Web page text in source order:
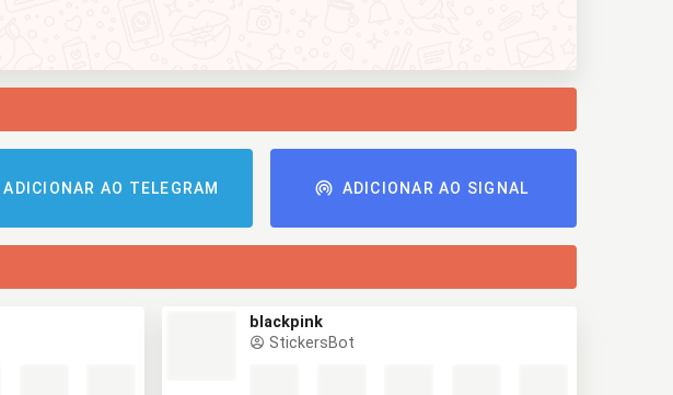
ADICIONAR AO TELEGRAM ADICIONAR AO SIGNAL
blackpink
StickersBot